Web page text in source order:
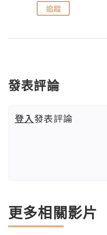
追蹤
發表評論
登入發表評論
更多相關影片